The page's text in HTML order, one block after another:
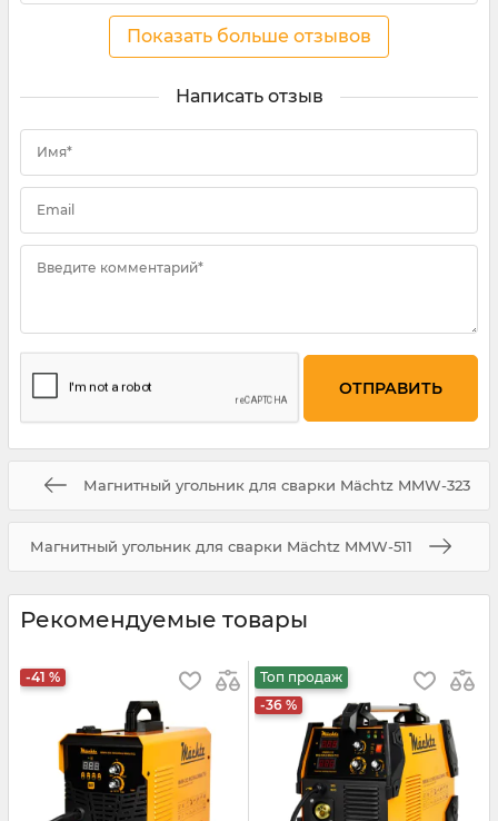
Показать больше отзывов
Написать отзыв
Имя*
Email
Введите комментарий*
Магнитный угольник для сварки Mächtz MMW-323
Магнитный угольник для сварки Mächtz MMW-511
Рекомендуемые товары
-41 %
Топ продаж
-36 %